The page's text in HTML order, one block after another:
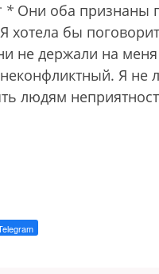
* Они оба признаны
хотела бы
не держали на
Я не
людям